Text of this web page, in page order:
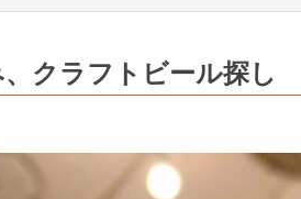
クラフトビール探し